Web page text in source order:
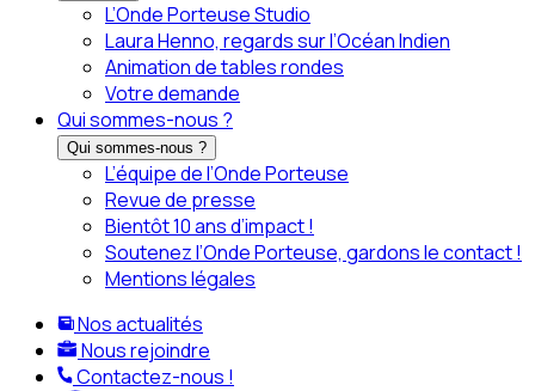
L’Onde Porteuse Studio
Laura Henno, regards sur l’Océan Indien
Animation de tables rondes
Votre demande
Qui sommes-nous ?
Qui sommes-nous ?
L’équipe de l’Onde Porteuse
Revue de presse
Bientôt 10 ans d’impact !
Soutenez l’Onde Porteuse, gardons le contact !
Mentions légales
Nos actualités
Nous rejoindre
Contactez-nous !